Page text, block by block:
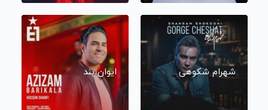
شهرام شکوهی ایوان بند